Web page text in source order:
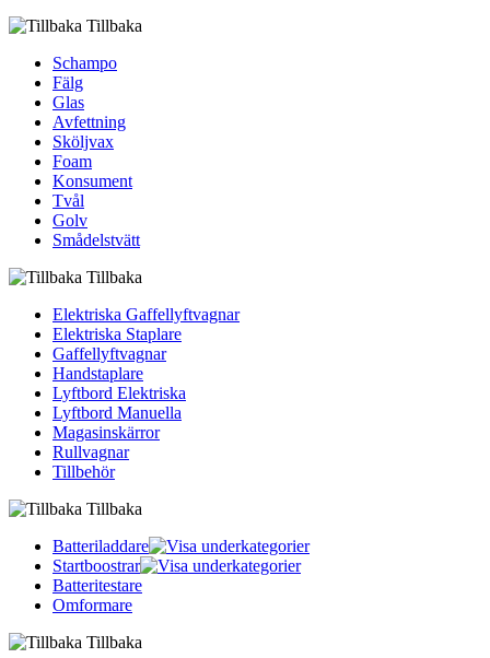
Tillbaka
Schampo
Fälg
Glas
Avfettning
Sköljvax
Foam
Konsument
Tvål
Golv
Smådelstvätt
Tillbaka
Elektriska Gaffellyftvagnar
Elektriska Staplare
Gaffellyftvagnar
Handstaplare
Lyftbord Elektriska
Lyftbord Manuella
Magasinskärror
Rullvagnar
Tillbehör
Tillbaka
Batteriladdare
Startboostrar
Batteritestare
Omformare
Tillbaka